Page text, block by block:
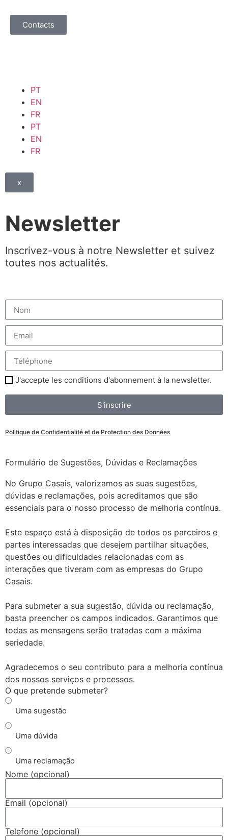
Contacts
PT
EN
FR
PT
EN
FR
x
Newsletter
Inscrivez-vous à notre Newsletter et suivez
toutes nos actualités.
J'accepte les conditions d'abonnement à la newsletter.
S'inscrire
Politique de Confidentialité et de Protection des Données
Formulário de Sugestões, Dúvidas e Reclamações
No Grupo Casais, valorizamos as suas sugestões,
dúvidas e reclamações, pois acreditamos que são
essenciais para o nosso processo de melhoria contínua.
Este espaço está à disposição de todos os parceiros e
partes interessadas que desejem partilhar situações,
questões ou dificuldades relacionadas com as
interações que tiveram com as empresas do Grupo
Casais.
Para submeter a sua sugestão, dúvida ou reclamação,
basta preencher os campos indicados. Garantimos que
todas as mensagens serão tratadas com a máxima
seriedade.
Agradecemos o seu contributo para a melhoria contínua
dos nossos serviços e processos.
O que pretende submeter?
Uma sugestão
Uma dúvida
Uma reclamação
Nome (opcional)
Email (opcional)
Telefone (opcional)